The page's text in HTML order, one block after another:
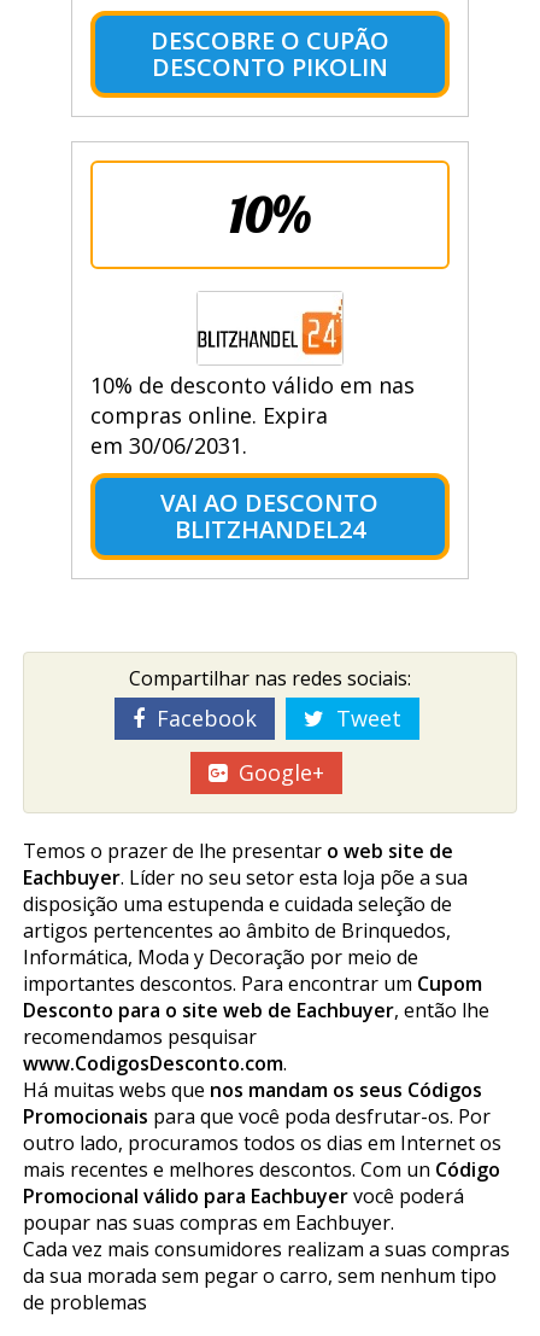
DESCOBRE O CUPÃO
DESCONTO PIKOLIN
10%
10% de desconto válido em nas
compras online. Expira
em 30/06/2031.
VAI AO DESCONTO
BLITZHANDEL24
Compartilhar nas redes sociais:
Facebook
Tweet
Google+
Temos o prazer de lhe presentar o web site de
Eachbuyer. Líder no seu setor esta loja põe a sua
disposição uma estupenda e cuidada seleção de
artigos pertencentes ao âmbito de Brinquedos,
Informática, Moda y Decoração por meio de
importantes descontos. Para encontrar um Cupom
Desconto para o site web de Eachbuyer, então lhe
recomendamos pesquisar
www.CodigosDesconto.com.
Há muitas webs que nos mandam os seus Códigos
Promocionais para que você poda desfrutar-os. Por
outro lado, procuramos todos os dias em Internet os
mais recentes e melhores descontos. Com un Código
Promocional válido para Eachbuyervocê poderá
poupar nas suas compras em Eachbuyer.
Cada vez mais consumidores realizam a suas compras
da sua morada sem pegar o carro, sem nenhum tipo
de problemas